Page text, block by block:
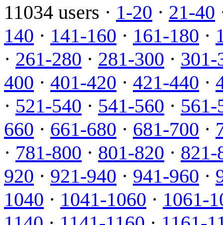
11034 users · 1-20 · 21-40
140 · 141-160 · 161-180 ·
· 261-280 · 281-300 · 301-
400 · 401-420 · 421-440 ·
· 521-540 · 541-560 · 561-
660 · 661-680 · 681-700 ·
· 781-800 · 801-820 · 821-
920 · 921-940 · 941-960 ·
1040 · 1041-1060 · 1061-